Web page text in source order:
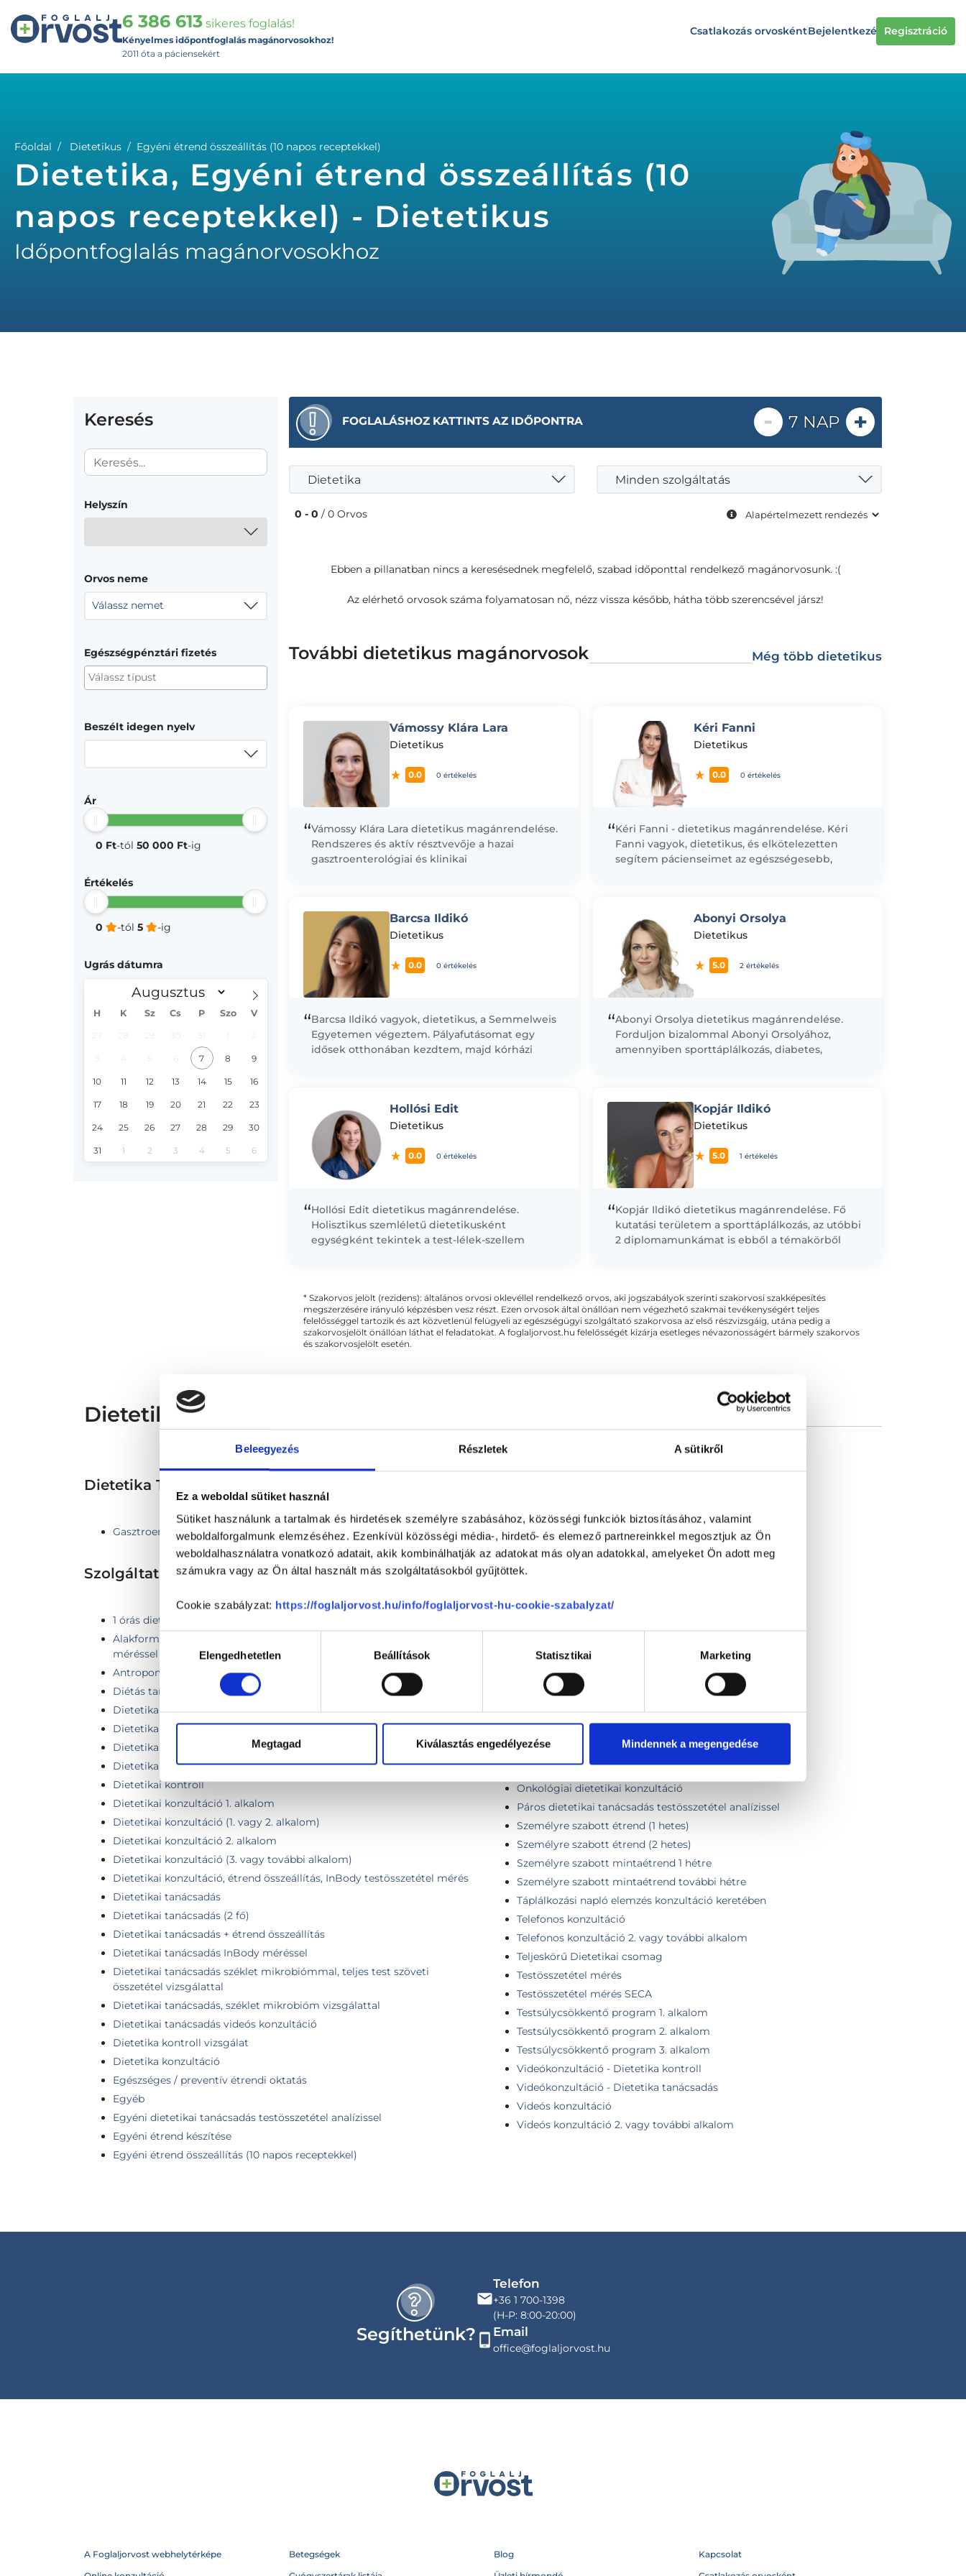
Beleegyezés Részletek A sütikről
Ez a weboldal sütiket használ
Sütiket használunk a tartalmak és hirdetések személyre szabásához, közösségi funkciók biztosításához, valamint
weboldalforgalmunk elemzéséhez. Ezenkívül közösségi média-, hirdető- és elemező partnereinkkel megosztjuk az Ön
weboldalhasználatra vonatkozó adatait, akik kombinálhatják az adatokat más olyan adatokkal, amelyeket Ön adott meg
számukra vagy az Ön által használt más szolgáltatásokból gyűjtöttek.
Cookie szabályzat: https://foglaljorvost.hu/info/foglaljorvost-hu-cookie-szabalyzat/
kiválasztásaElengedhetetlen Beállítások Statisztikai Marketing
Megtagad Kiválasztás engedélyezése Mindennek a megengedése
6 386 613 sikeres foglalás!
Kényelmes időpontfoglalás magánorvosokhoz!
2011 óta a páciensekért
Csatlakozás orvoskéntBejelentkezés Regisztráció
Főoldal Dietetikus Egyéni étrend összeállítás (10 napos receptekkel)
Dietetika, Egyéni étrend összeállítás (10
napos receptekkel) - Dietetikus
Időpontfoglalás magánorvosokhoz
Keresés
Helyszín
Orvos neme
Válassz nemet
Egészségpénztári fizetés
Beszélt idegen nyelv
Ár
0 Ft-tól 50 000 Ft-ig
Értékelés
0 -tól 5 -ig
Ugrás dátumra
H K Sz Cs P Szo V
7 8 9
10 11 12 13 14 15 16
17 18 19 20 21 22 23
24 25 26 27 28 29 30
31 1 2 3 4 5 6
FOGLALÁSHOZ KATTINTS AZ IDŐPONTRA - 7 NAP +
Dietetika Minden szolgáltatás
0 - 0 / 0 Orvos
Ebben a pillanatban nincs a keresésednek megfelelő, szabad időponttal rendelkező magánorvosunk. :(
Az elérhető orvosok száma folyamatosan nő, nézz vissza később, hátha több szerencsével jársz!
További dietetikus magánorvosok Még több dietetikus
Vámossy Klára Lara
Dietetikus
0.0 0 értékelés
“Vámossy Klára Lara dietetikus magánrendelése.
Rendszeres és aktív résztvevője a hazai
gasztroenterológiai és klinikai
Kéri Fanni
Dietetikus
0.0 0 értékelés
“Kéri Fanni - dietetikus magánrendelése. Kéri
Fanni vagyok, dietetikus, és elkötelezetten
segítem pácienseimet az egészségesebb,
Barcsa Ildikó
Dietetikus
0.0 0 értékelés
“Barcsa Ildikó vagyok, dietetikus, a Semmelweis
Egyetemen végeztem. Pályafutásomat egy
idősek otthonában kezdtem, majd kórházi
Abonyi Orsolya
Dietetikus
5.0 2 értékelés
“Abonyi Orsolya dietetikus magánrendelése.
Forduljon bizalommal Abonyi Orsolyához,
amennyiben sporttáplálkozás, diabetes,
Hollósi Edit
Dietetikus
0.0 0 értékelés
“Hollósi Edit dietetikus magánrendelése.
Holisztikus szemléletű dietetikusként
egységként tekintek a test-lélek-szellem
Kopjár Ildikó
Dietetikus
5.0 1 értékelés
“Kopjár Ildikó dietetikus magánrendelése. Fő
kutatási területem a sporttáplálkozás, az utóbbi
2 diplomamunkámat is ebből a témakörből
* Szakorvos jelölt (rezidens): általános orvosi oklevéllel rendelkező orvos, aki jogszabályok szerinti szakorvosi szakképesítés
megszerzésére irányuló képzésben vesz részt. Ezen orvosok által önállóan nem végezhető szakmai tevékenységért teljes
felelősséggel tartozik és azt közvetlenül felügyeli az egészségügyi szolgáltató szakorvosa az első részvizsgáig, utána pedig a
szakorvosjelölt önállóan láthat el feladatokat. A foglaljorvost.hu felelősségét kizárja esetleges névazonosságért bármely szakorvos
és szakorvosjelölt esetén.
Dietetikus - Dietetika
Dietetika TERÜLETHEZ KAPCSOLÓDÓ SZAKTERÜLETEK
Gasztroenterológia
Szolgáltatások
1 órás dietetikai tanácsadás testösszetétel méréssel SECA
Alakformálás konzultáció dietetikai tanácsadással és testösszetétel
méréssel
Antropometriai mérés és elemzés
Diétás tanácsadás
Dietetika
Dietetikai 45 perces kontroll + SECA
Dietetikai gondozás
Dietetikai gondozás videós konzultáció
Dietetikai kontroll
Dietetikai konzultáció 1. alkalom
Dietetikai konzultáció (1. vagy 2. alkalom)
Dietetikai konzultáció 2. alkalom
Dietetikai konzultáció (3. vagy további alkalom)
Dietetikai konzultáció, étrend összeállítás, InBody testösszetétel mérés
Dietetikai tanácsadás
Dietetikai tanácsadás (2 fő)
Dietetikai tanácsadás + étrend összeállítás
Dietetikai tanácsadás InBody méréssel
Dietetikai tanácsadás széklet mikrobiómmal, teljes test szöveti
összetétel vizsgálattal
Dietetikai tanácsadás, széklet mikrobióm vizsgálattal
Dietetikai tanácsadás videós konzultáció
Dietetika kontroll vizsgálat
Dietetika konzultáció
Egészséges / preventív étrendi oktatás
Egyéb
Egyéni dietetikai tanácsadás testösszetétel analízissel
Egyéni étrend készítése
Egyéni étrend összeállítás (10 napos receptekkel)
Első konzultáció (pajzsmirigy)
Első tanácsadás
IBS dietetikai konzultáció
I. konzultáció + kontrollvizsgálat
Mikrobióm vizsgálat kiértékelése
Onkológiai dietetikai kontroll
Onkológiai dietetikai konzultáció
Páros dietetikai tanácsadás testösszetétel analízissel
Személyre szabott étrend (1 hetes)
Személyre szabott étrend (2 hetes)
Személyre szabott mintaétrend 1 hétre
Személyre szabott mintaétrend további hétre
Táplálkozási napló elemzés konzultáció keretében
Telefonos konzultáció
Telefonos konzultáció 2. vagy további alkalom
Teljeskörű Dietetikai csomag
Testösszetétel mérés
Testösszetétel mérés SECA
Testsúlycsökkentő program 1. alkalom
Testsúlycsökkentő program 2. alkalom
Testsúlycsökkentő program 3. alkalom
Videókonzultáció - Dietetika kontroll
Videókonzultáció - Dietetika tanácsadás
Videós konzultáció
Videós konzultáció 2. vagy további alkalom
Segíthetünk?
Telefon
+36 1 700-1398
(H-P: 8:00-20:00)
Email
office@foglaljorvost.hu
A Foglaljorvost webhelytérképe
Betegségek
Blog
Kapcsolat